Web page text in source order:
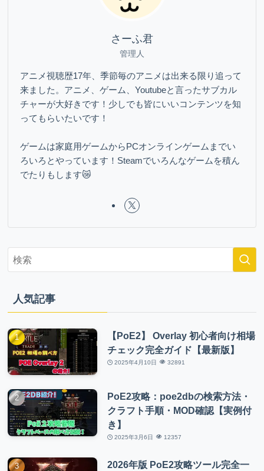
さーふ君
管理人
アニメ視聴歴17年、季節毎のアニメは出来る限り追って
来ました。アニメ、ゲーム、Youtubeと言ったサブカル
チャーが大好きです！少しでも皆にいいコンテンツを知
ってもらいたいです！
ゲームは家庭用ゲームからPCオンラインゲームまでい
ろいろとやっています！Steamでいろんなゲームを積ん
でたりもします😿
人気記事
【PoE2】 Overlay 初心者向け相場
チェック完全ガイド【最新版】
2025年4月10日 32891
PoE2攻略：poe2dbの検索方法・
クラフト手順・MOD確認【実例付
き】
2025年3月6日 12357
2026年版 PoE2攻略ツール完全一